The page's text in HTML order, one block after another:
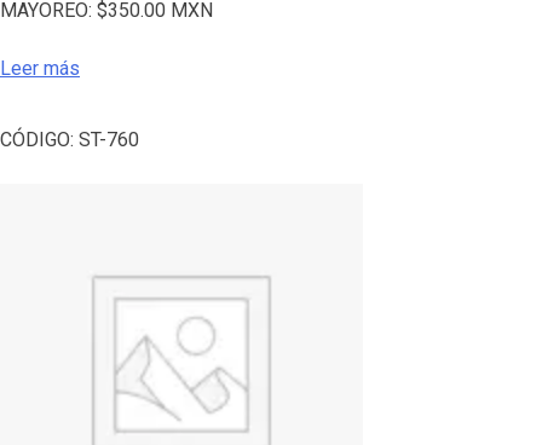
MAYOREO: $350.00 MXN
Leer más
CÓDIGO: ST-760